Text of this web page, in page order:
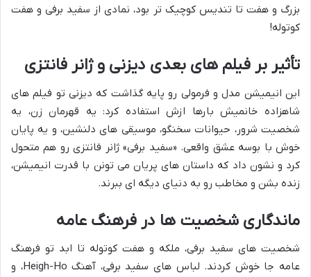
بزرگ و هفت تا تندیس کوچیک تر بود، نمادی از سفید برفی و هفت
کوتوله!
تأثیر بر فیلم های بعدی دیزنی و ژانر فانتزی
این انیمیشن مدل و فرمولی رو پایه گذاشت که دیزنی تو فیلم های
شاهزاده خانمیش بارها ازش استفاده کرد: یه قهرمان زن، یه
شخصیت شرور، حیوانات سخنگو، موسیقی های دلنشین، و یه پایان
خوش با بوسه عشق واقعی. «سفید برفی» ژانر فانتزی رو هم متحول
کرد و نشون داد که داستان های پریان می تونن با قدرت انیمیشن،
زنده بشن و مخاطب رو به دنیای دیگه ای ببرند.
ماندگاری شخصیت ها در فرهنگ عامه
شخصیت های سفید برفی، ملکه و هفت کوتوله تا ابد تو فرهنگ
عامه جا خوش کردند. لباس های سفید برفی، آهنگ Heigh-Ho، و